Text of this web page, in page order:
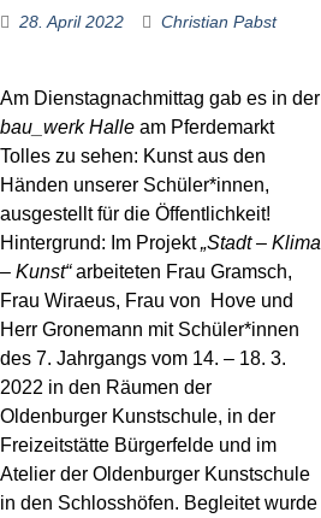
28. April 2022 Christian Pabst
Am Dienstagnachmittag gab es in der
bau_werk Halle am Pferdemarkt
Tolles zu sehen: Kunst aus den
Händen unserer Schüler*innen,
ausgestellt für die Öffentlichkeit!
Hintergrund: Im Projekt„Stadt – Klima
– Kunst“arbeiteten Frau Gramsch,
Frau Wiraeus, Frau von Hove und
Herr Gronemann mit Schüler*innen
des 7. Jahrgangs vom 14. – 18. 3.
2022 in den Räumen der
Oldenburger Kunstschule, in der
Freizeitstätte Bürgerfelde und im
Atelier der Oldenburger Kunstschule
in den Schlosshöfen. Begleitet wurde